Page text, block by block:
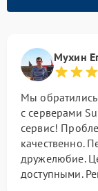
Мухин
Мы обратились
с серверами
сервис!
качественно.
дружелюбие.
доступными.